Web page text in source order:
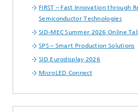
FIRST – Fast Innovation through
Semiconductor Technologies
SID-MEC Summer 2026 Online
SPS – Smart Production Solutions
SID Eurodisplay 2026
MicroLED Connect